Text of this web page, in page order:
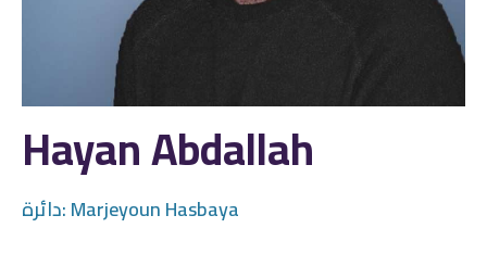
Hayan Abdallah
دائرة:Marjeyoun Hasbaya